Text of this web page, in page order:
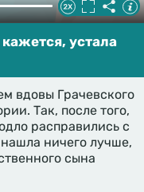
устала
вдовы Грачевского
Так, после того,
расправились с
ничего лучше,
сына